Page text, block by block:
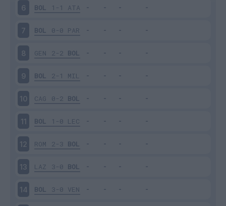
6 BOL 1-1 ATA
7 BOL 0-0 PAR
8 GEN 2-2 BOL
9 BOL 2-1 MIL
10 CAG 0-2 BOL
11 BOL 1-0 LEC
12 ROM 2-3 BOL
13 LAZ 3-0 BOL
14 BOL 3-0 VEN